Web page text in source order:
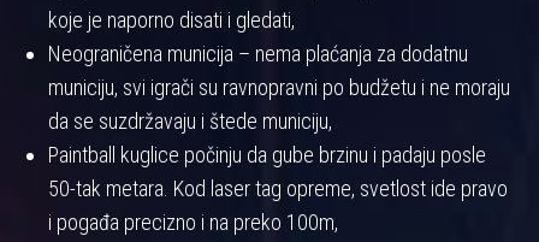
koje je naporno disati i gledati,
Neograničena municija – nema plaćanja za dodatnu
municiju, svi igrači su ravnopravni po budžetu i ne moraju
da se suzdržavaju i štede municiju,
Paintball kuglice počinju da gube brzinu i padaju posle
50-tak metara. Kod laser tag opreme, svetlost ide pravo
i pogađa precizno i na preko 100m,